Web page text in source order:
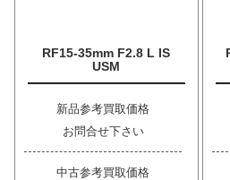
RF15-35mm F2.8 L IS
USM
新品参考買取価格
お問合せ下さい
中古参考買取価格